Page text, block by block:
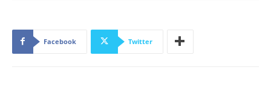
Facebook Twitter